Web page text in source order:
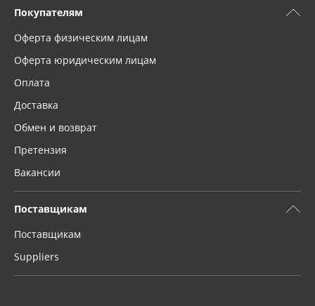
Покупателям
Оферта физическим лицам
Оферта юридическим лицам
Оплата
Доставка
Обмен и возврат
Претензия
Вакансии
Поставщикам
Поставщикам
Suppliers